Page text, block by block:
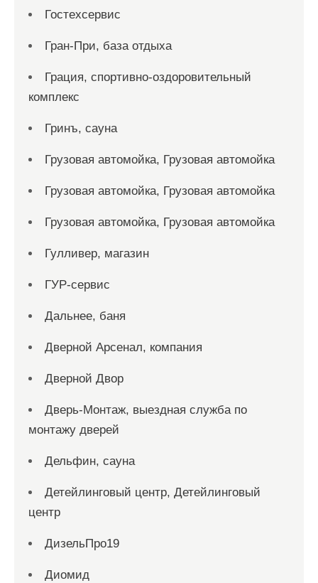
Гостехсервис
Гран-При, база отдыха
Грация, спортивно-оздоровительный
комплекс
Гринъ, сауна
Грузовая автомойка, Грузовая автомойка
Грузовая автомойка, Грузовая автомойка
Грузовая автомойка, Грузовая автомойка
Гулливер, магазин
ГУР-сервис
Дальнее, баня
Дверной Арсенал, компания
Дверной Двор
Дверь-Монтаж, выездная служба по
монтажу дверей
Дельфин, сауна
Детейлинговый центр, Детейлинговый
центр
ДизельПро19
Диомид